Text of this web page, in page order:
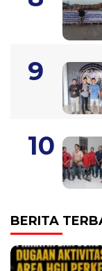
BERITA